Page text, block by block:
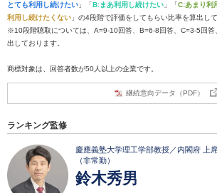
とても利用し続けたい 」「B:まあ利用し続けたい 」「C:あまり利
利用し続けたくない 」の4段階で評価をしてもらい比率を算出して
※10段階聴取については、A=9-10回答、B=6-8回答、C=3-5回答
出しております。
商標対象は、回答者数が50人以上の企業です。
継続意向データ（PDF）
ランキング監修
慶應義塾大学理工学部教授／内閣府 上
（非常勤）
鈴木秀男